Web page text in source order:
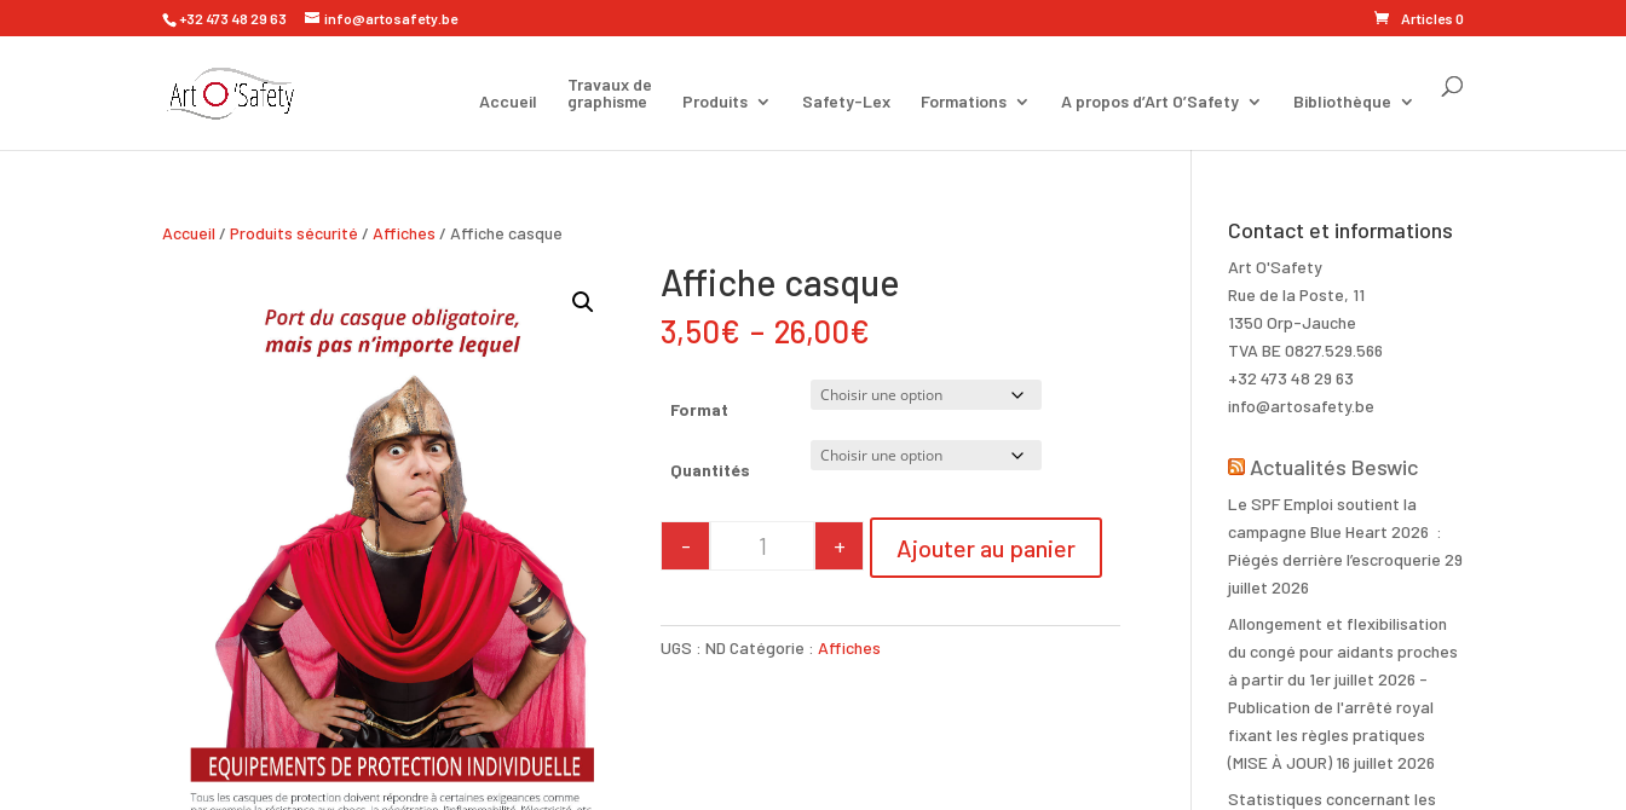
+32 473 48 29 63 info@artosafety.be Articles 0
Accueil
Travaux de
graphisme
Produits Safety-Lex Formations A propos d’Art O’Safety Bibliothèque
Accueil /Produits sécurité / Affiches / Affiche casque
Affiche casque
3,50€ – 26,00€
prix :
3,50€
26,00€
Format
Quantités
quantité de Affiche casque
- + Ajouter au panier
UGS :ND Catégorie : Affiches
Contact et informations
Art O'Safety
Rue de la Poste, 11
1350 Orp-Jauche
TVA BE 0827.529.566
+32 473 48 29 63
info@artosafety.be
Actualités Beswic
Le SPF Emploi soutient la
campagne Blue Heart 2026 :
Piégés derrière l’escroquerie 29
juillet 2026
Allongement et flexibilisation
du congé pour aidants proches
à partir du 1er juillet 2026 -
Publication de l'arrêté royal
fixant les règles pratiques
(MISE À JOUR) 16 juillet 2026
Statistiques concernant les